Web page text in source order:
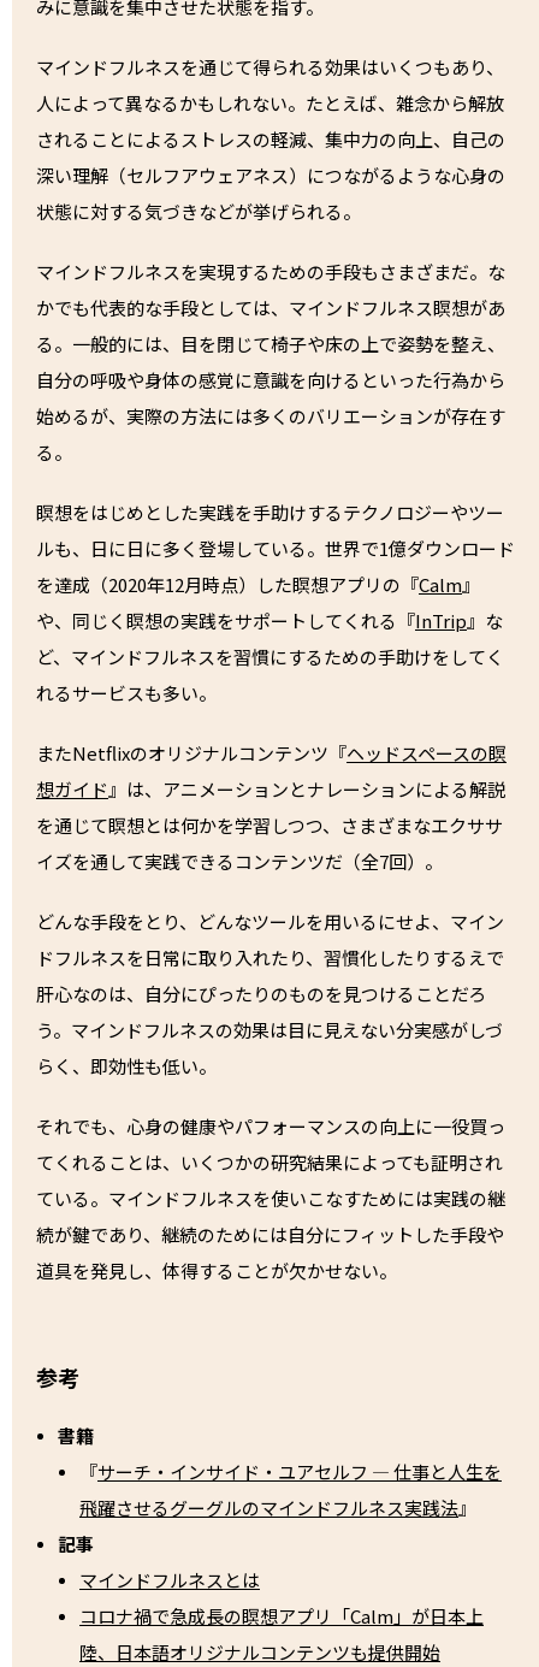
みに意識を集中させた状態を指す。
マインドフルネスを通じて得られる効果はいくつもあり、
人によって異なるかもしれない。たとえば、雑念から解放
されることによるストレスの軽減、集中力の向上、自己の
深い理解（セルフアウェアネス）につながるような心身の
状態に対する気づきなどが挙げられる。
マインドフルネスを実現するための手段もさまざまだ。な
かでも代表的な手段としては、マインドフルネス瞑想があ
る。一般的には、目を閉じて椅子や床の上で姿勢を整え、
自分の呼吸や身体の感覚に意識を向けるといった行為から
始めるが、実際の方法には多くのバリエーションが存在す
る。
瞑想をはじめとした実践を手助けするテクノロジーやツー
ルも、日に日に多く登場している。世界で1億ダウンロード
を達成（2020年12月時点）した瞑想アプリの『Calm』
や、同じく瞑想の実践をサポートしてくれる『InTrip』な
ど、マインドフルネスを習慣にするための手助けをしてく
れるサービスも多い。
またNetflixのオリジナルコンテンツ『ヘッドスペースの瞑
想ガイド 』は、アニメーションとナレーションによる解説
を通じて瞑想とは何かを学習しつつ、さまざまなエクササ
イズを通して実践できるコンテンツだ（全7回）。
どんな手段をとり、どんなツールを用いるにせよ、マイン
ドフルネスを日常に取り入れたり、習慣化したりするえで
肝心なのは、自分にぴったりのものを見つけることだろ
う。マインドフルネスの効果は目に見えない分実感がしづ
らく、即効性も低い。
それでも、心身の健康やパフォーマンスの向上に一役買っ
てくれることは、いくつかの研究結果によっても証明され
ている。マインドフルネスを使いこなすためには実践の継
続が鍵であり、継続のためには自分にフィットした手段や
道具を発見し、体得することが欠かせない。
参考
書籍
『サーチ・インサイド・ユアセルフ ― 仕事と人生を
飛躍させるグーグルのマインドフルネス実践法』
記事
マインドフルネスとは
コロナ禍で急成長の瞑想アプリ「Calm」が日本上
陸、日本語オリジナルコンテンツも提供開始